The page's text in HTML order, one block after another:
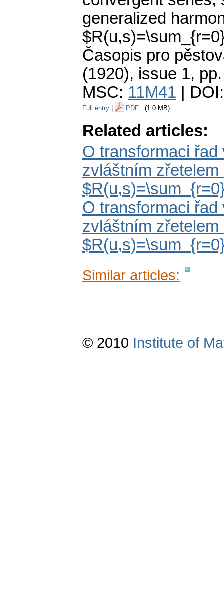
generalized
Časopis pro
(1920), issue 1,
MSC: 11M41 |
Full entry PDF (1.0 MB)
Related articles:
O transformaci
zvláštním
O transformaci
zvláštním
Similar articles:
© 2010 Institute of